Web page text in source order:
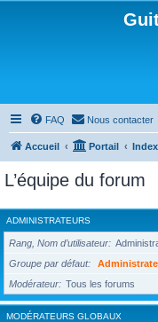
FAQ Nous contacter
Accueil Portail
L’équipe du forum
ADMINISTRATEURS
Rang, Nom d’utilisateur
Groupe par défaut
Modérateur
Tous les forums
MODÉRATEURS GLOBAUX